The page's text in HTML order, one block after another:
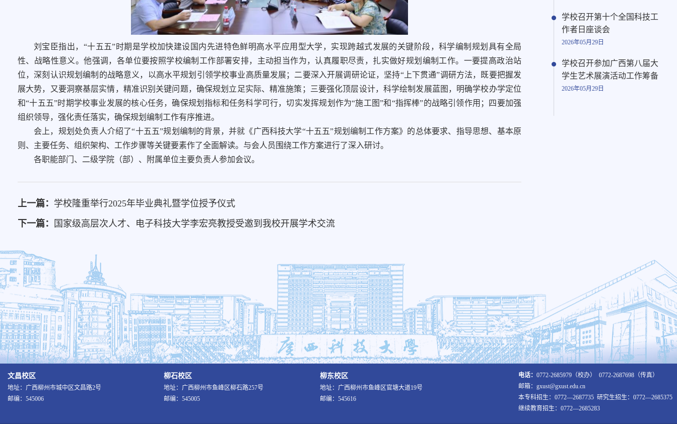
刘宝臣指出，“十五五”时期是学校加快建设国内先进特色鲜明高水平应用型大学，实现跨越式发展的关键阶段，科学编制规划具有全局
性、战略性意义。他强调，各单位要按照学校编制工作部署安排，主动担当作为，认真履职尽责，扎实做好规划编制工作。一要提高政治站
位，深刻认识规划编制的战略意义，以高水平规划引领学校事业高质量发展；二要深入开展调研论证，坚持“上下贯通”调研方法，既要把握发
展大势，又要洞察基层实情，精准识别关键问题，确保规划立足实际、精准施策；三要强化顶层设计，科学绘制发展蓝图，明确学校办学定位
和“十五五”时期学校事业发展的核心任务，确保规划指标和任务科学可行，切实发挥规划作为“施工图”和“指挥棒”的战略引领作用；四要加强
组织领导，强化责任落实，确保规划编制工作有序推进。
会上，规划处负责人介绍了“十五五”规划编制的背景，并就《广西科技大学“十五五”规划编制工作方案》的总体要求、指导思想、基本原
则、主要任务、组织架构、工作步骤等关键要素作了全面解读。与会人员围绕工作方案进行了深入研讨。
各职能部门、二级学院（部）、附属单位主要负责人参加会议。
上一篇： 学校隆重举行2025年毕业典礼暨学位授予仪式
下一篇：
国家级高层次人才、电子科技大学李宏亮教授受邀到我校开展学术交流
学校召开第十个全国科技工
作者日座谈会
2026年05月29日
学校召开参加广西第八届大
学生艺术展演活动工作筹备
2026年05月29日
文昌校区
地址：广西柳州市城中区文昌路2号
邮编：545006
柳石校区
地址：广西柳州市鱼峰区柳石路257号
邮编：545005
柳东校区
地址：广西柳州市鱼峰区官塘大道19号
邮编：545616
电话： 0772-2685979（校办） 0772-2687698（传真）
邮箱：gxust@gxust.edu.cn
本专科招生：0772—2687735 研究生招生：0772—2685375
继续教育招生：0772—2685283